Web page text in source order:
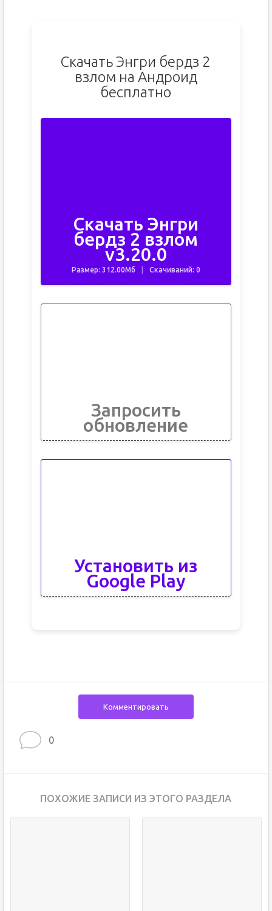
Скачать Энгри бердз 2
взлом на Андроид
бесплатно
Скачать Энгри
бердз 2 взлом
v3.20.0
Размер: 312.00Мб Скачиваний: 0
Запросить
обновление
Установить из
Google Play
Комментировать
0
ПОХОЖИЕ ЗАПИСИ ИЗ ЭТОГО РАЗДЕЛА